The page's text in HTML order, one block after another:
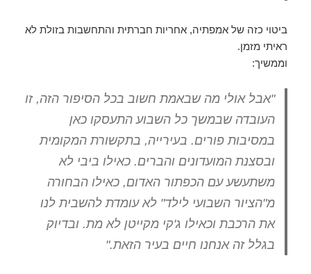
ביטוי כזה של אמפתיה, אחריות חברתית והתחשבות בזולת לא
ראיתי מזמן.
וממשיך:
"אבל אולי מה שבאמת חשוב בכל הסיפור הזה, זו
העובדה שבמשך כל השבוע התעסקו כאן
במסיבות פורים. בעירייה, בתקשורת המקומית
ובסצנת המועדונים והברים. כאילו ביבי לא
משתעשע עם הכפתור האדום, כאילו הבחורה
מ"הציור השבועי לילד" לא עומדת להשבית לנו
את הרכבת וכאילו ג'קי מקייטן לא מת. ובדיוק
בגלל זה אנחנו חיים בעיר הזאת."